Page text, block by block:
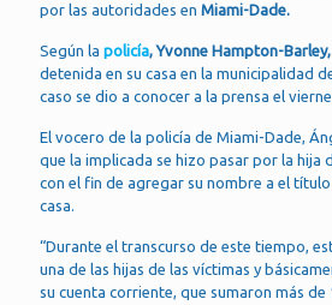
por las autoridades en Miami-Dade.
Según la policía, Yvonne Hampton-
detenida en su casa en la municipalidad
caso se dio a conocer a la prensa el
El vocero de la policía de Miami-Dade,
que la implicada se hizo pasar por la hija
con el fin de agregar su nombre a el
casa.
“Durante el transcurso de este tiempo,
una de las hijas de las víctimas y
su cuenta corriente, que sumaron más de